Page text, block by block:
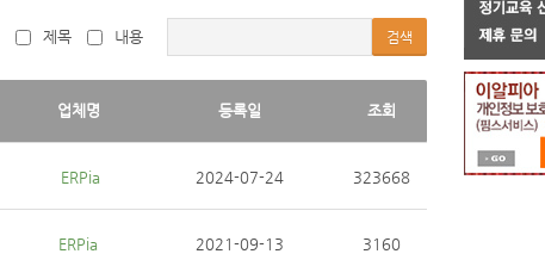
제목 내용 검색
업체명 등록일 조회
ERPia 2024-07-24 323668
ERPia 2021-09-13 3160